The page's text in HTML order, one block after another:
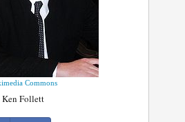
Commons
Ken Follett